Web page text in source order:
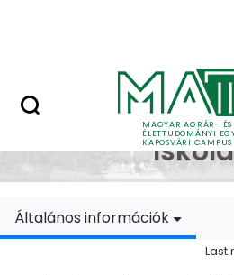
MAGYAR AGRÁR- ÉS
ÉLETTUDOMÁNYI
KAPOSVÁRI CAMPUS
Doktori
Általános információk
Last